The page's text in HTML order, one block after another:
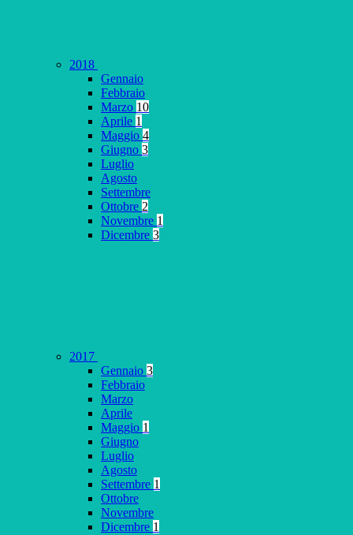
2018
Gennaio
Febbraio
Marzo 10
Aprile 1
Maggio 4
Giugno 3
Luglio
Agosto
Settembre
Ottobre 2
Novembre 1
Dicembre 3
2017
Gennaio 3
Febbraio
Marzo
Aprile
Maggio 1
Giugno
Luglio
Agosto
Settembre 1
Ottobre
Novembre
Dicembre 1